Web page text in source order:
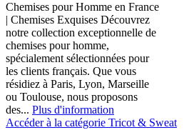
Chemises pour Homme en France
| Chemises Exquises Découvrez
notre collection exceptionnelle de
chemises pour homme,
spécialement sélectionnées pour
les clients français. Que vous
résidiez à Paris, Lyon, Marseille
ou Toulouse, nous proposons
des... Plus d'information
Accéder à la catégorie Tricot & Sweat